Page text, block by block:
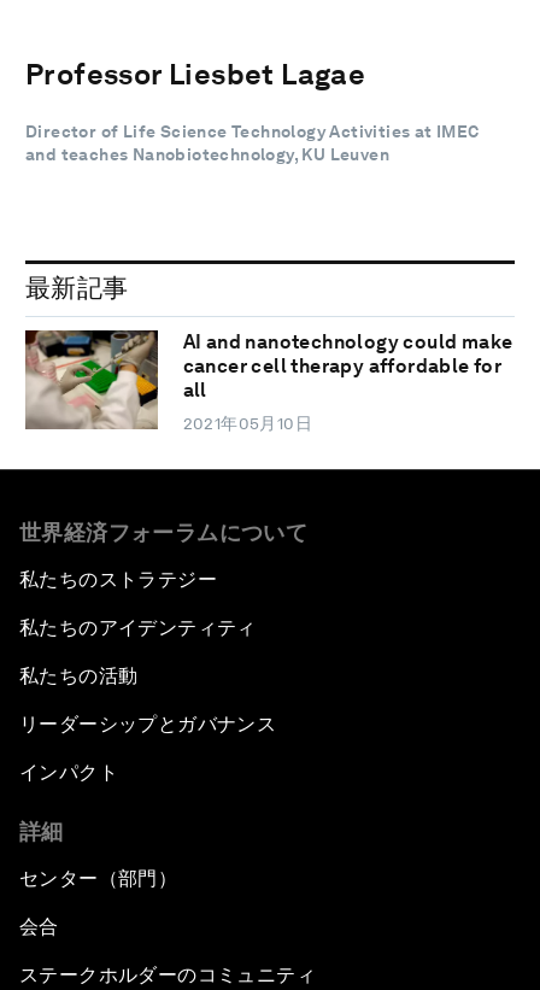
Professor Liesbet Lagae
Director of Life Science Technology Activities at IMEC
and teaches Nanobiotechnology, KU Leuven
最新記事
AI and nanotechnology could make
cancer cell therapy affordable for
all
2021年05月10日
世界経済フォーラムについて
私たちのストラテジー
私たちのアイデンティティ
私たちの活動
リーダーシップとガバナンス
インパクト
詳細
センター（部門）
会合
ステークホルダーのコミュニティ